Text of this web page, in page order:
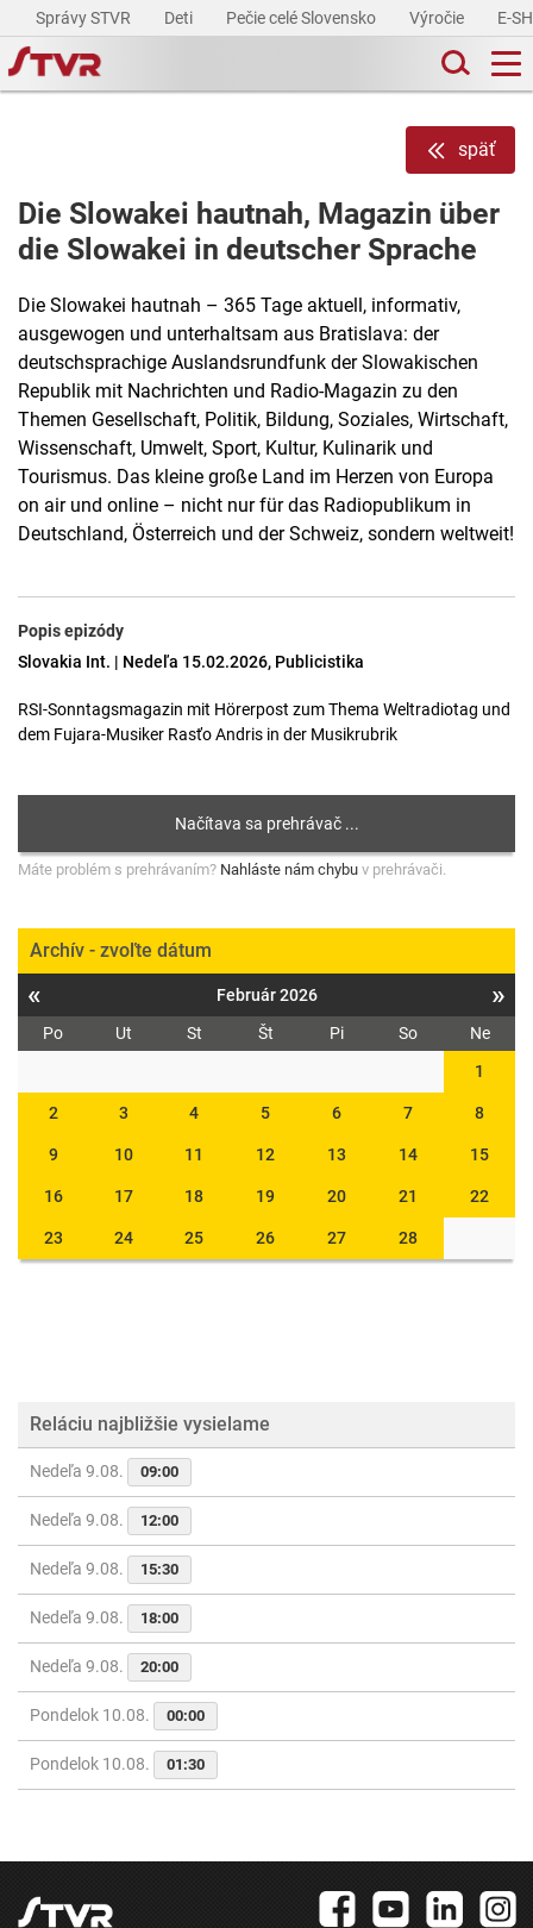
Správy STVR Deti Pečie celé Slovensko Výročie E-
späť
Die Slowakei hautnah, Magazin über
die Slowakei in deutscher Sprache
Die Slowakei hautnah – 365 Tage aktuell, informativ,
ausgewogen und unterhaltsam aus Bratislava: der
deutschsprachige Auslandsrundfunk der Slowakischen
Republik mit Nachrichten und Radio-Magazin zu den
Themen Gesellschaft, Politik, Bildung, Soziales, Wirtschaft,
Wissenschaft, Umwelt, Sport, Kultur, Kulinarik und
Tourismus. Das kleine große Land im Herzen von Europa
on air und online – nicht nur für das Radiopublikum in
Deutschland, Österreich und der Schweiz, sondern weltweit!
Popis epizódy
Slovakia Int. | Nedeľa 15.02.2026, Publicistika
RSI-Sonntagsmagazin mit Hörerpost zum Thema Weltradiotag und
dem Fujara-Musiker Rasťo Andris in der Musikrubrik
Máte problém s prehrávaním? Nahláste nám chybu v prehrávači.
Archív - zvoľte dátum
« Február 2026 »
Po Ut St Št Pi So
Ne
1
2 3 4 5 6 7 8
9 10 11 12 13 14 15
16 17 18 19 20 21 22
23 24 25 26 27 28
Reláciu najbližšie vysielame
Nedeľa 9.08. 09:00
Nedeľa 9.08. 12:00
Nedeľa 9.08. 15:30
Nedeľa 9.08. 18:00
Nedeľa 9.08. 20:00
Pondelok 10.08. 00:00
Pondelok 10.08. 01:30